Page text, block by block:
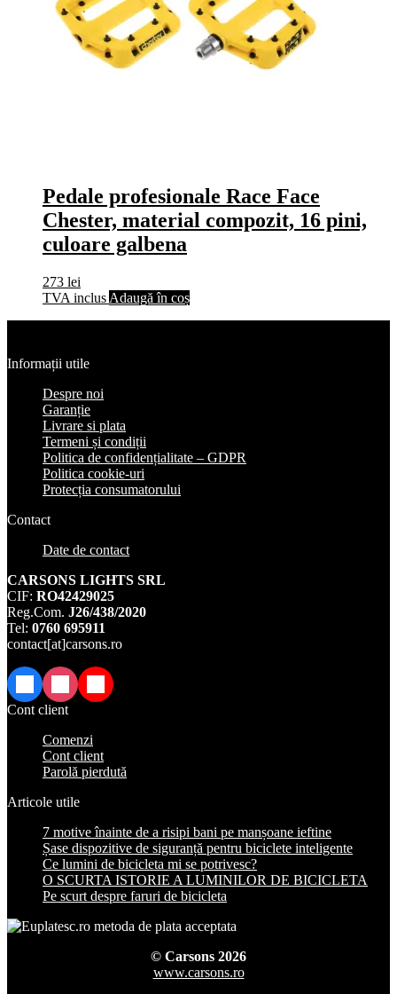
Pedale profesionale Race Face
Chester, material compozit, 16 pini,
culoare galbena
273 lei
TVA inclus Adaugă în coș
Informații utile
Despre noi
Garanție
Livrare si plata
Termeni și condiții
Politica de confidențialitate – GDPR
Politica cookie-uri
Protecția consumatorului
Contact
Date de contact
CARSONS LIGHTS SRL
CIF: RO42429025
Reg.Com. J26/438/2020
Tel: 0760 695911
contact[at]carsons.ro
FacebookInstagramTikTok
Cont client
Comenzi
Cont client
Parolă pierdută
Articole utile
7 motive înainte de a risipi bani pe manșoane ieftine
Șase dispozitive de siguranță pentru biciclete inteligente
Ce lumini de bicicleta mi se potrivesc?
O SCURTA ISTORIE A LUMINILOR DE BICICLETA
Pe scurt despre faruri de bicicleta
© Carsons 2026
www.carsons.ro